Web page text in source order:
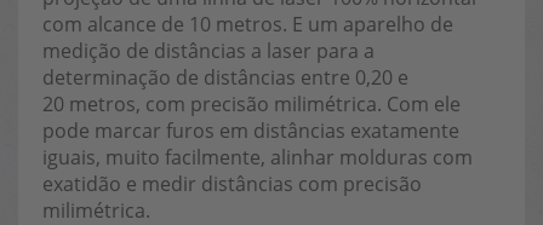
com alcance de 10 metros. E um aparelho de
medição de distâncias a laser para a
determinação de distâncias entre 0,20 e
20 metros, com precisão milimétrica. Com ele
pode marcar furos em distâncias exatamente
iguais, muito facilmente, alinhar molduras com
exatidão e medir distâncias com precisão
milimétrica.